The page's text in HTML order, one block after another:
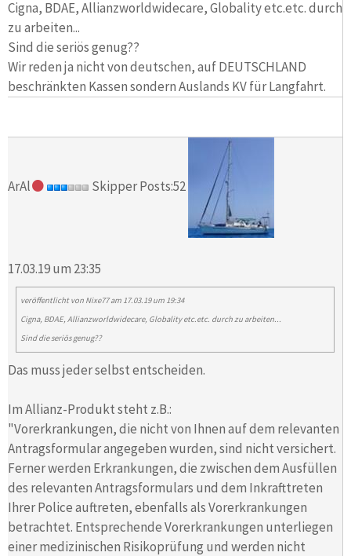
Cigna, BDAE, Allianzworldwidecare, Globality etc.etc. durch
zu arbeiten...
Sind die seriös genug??
Wir reden ja nicht von deutschen, auf DEUTSCHLAND
beschränkten Kassen sondern Auslands KV für Langfahrt.
ArAl Skipper Posts:52
17.03.19 um 23:35
veröffentlicht von Nixe77am 17.03.19 um 19:34
Cigna, BDAE, Allianzworldwidecare, Globality etc.etc. durch zu arbeiten...
Sind die seriös genug??
Das muss jeder selbst entscheiden.
Im Allianz-Produkt steht z.B.:
"Vorerkrankungen, die nicht von Ihnen auf dem relevanten
Antragsformular angegeben wurden, sind nicht versichert.
Ferner werden Erkrankungen, die zwischen dem Ausfüllen
des relevanten Antragsformulars und dem Inkrafttreten
Ihrer Police auftreten, ebenfalls als Vorerkrankungen
betrachtet. Entsprechende Vorerkrankungen unterliegen
einer medizinischen Risikoprüfung und werden nicht